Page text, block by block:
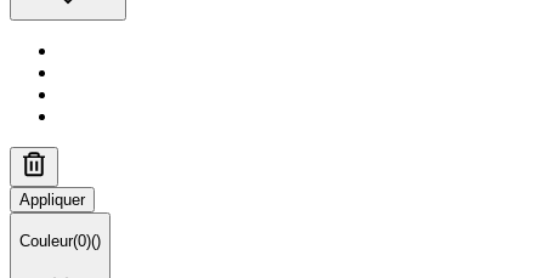
Appliquer
Couleur(0)()